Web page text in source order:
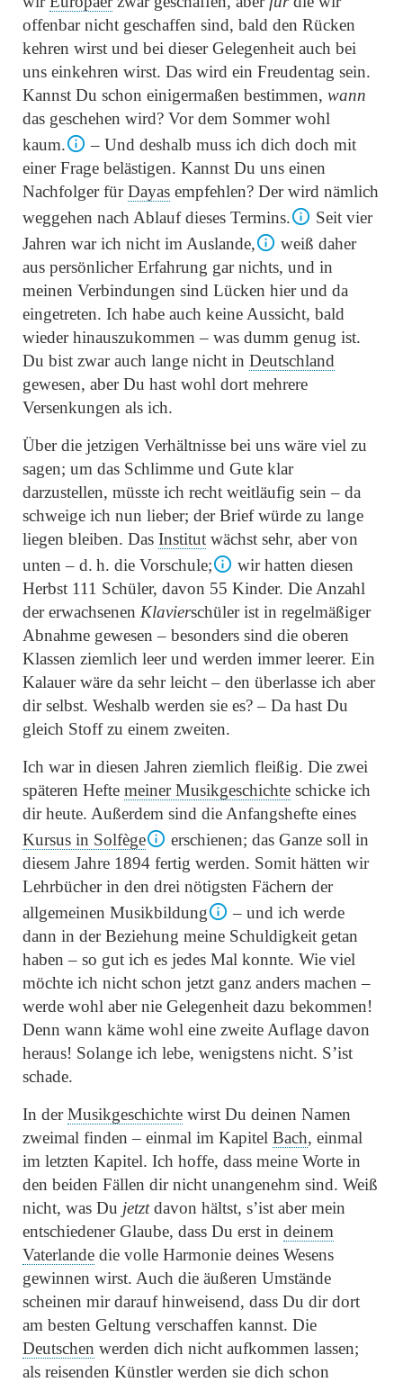
offenbar nicht geschaffen sind, bald den Rücken
kehren wirst und bei dieser Gelegenheit auch bei
uns einkehren wirst. Das wird ein Freudentag sein.
Kannst Du schon einigermaßen bestimmen, wann
das geschehen wird? Vor dem Sommer wohl
kaum.
– Und deshalb muss ich dich doch mit
einer Frage belästigen. Kannst Du uns einen
Nachfolger fürDayas empfehlen? Der wird nämlich
weggehen nach Ablauf dieses Termins.
Seit vier
Jahren war ich nicht im Auslande,
weiß daher
aus persönlicher Erfahrung gar nichts, und in
meinen Verbindungen sind Lücken hier und da
eingetreten. Ich habe auch keine Aussicht, bald
wieder hinauszukommen – was dumm genug ist.
Du bist zwar auch lange nicht in Deutschland
gewesen, aber Du hast wohl dort mehrere
Versenkungen als ich.
Über die jetzigen Verhältnisse bei uns wäre viel zu
sagen; um das Schlimme und Gute klar
darzustellen, müsste ich recht weitläufig sein – da
schweige ich nun lieber; der Brief würde zu lange
liegen bleiben. Das Institut wächst sehr, aber von
unten – d. h. die Vorschule;
wir hatten diesen
Herbst 111 Schüler, davon 55 Kinder. Die Anzahl
der erwachsenen Klavierschüler ist in regelmäßiger
Abnahme gewesen – besonders sind die oberen
Klassen ziemlich leer und werden immer leerer. Ein
Kalauer wäre da sehr leicht – den überlasse ich aber
dir selbst. Weshalb werden sie es? – Da hast Du
gleich Stoff zu einem zweiten.
Ich war in diesen Jahren ziemlich fleißig. Die zwei
späteren Hefte meiner Musikgeschichte schicke ich
dir heute. Außerdem sind die Anfangshefte eines
Kursus in Solfège
erschienen; das Ganze soll in
diesem Jahre 1894 fertig werden. Somit hätten wir
Lehrbücher in den drei nötigsten Fächern der
allgemeinen Musikbildung
– und ich werde
dann in der Beziehung meine Schuldigkeit getan
haben – so gut ich es jedes Mal konnte. Wie viel
möchte ich nicht schon jetzt ganz anders machen –
werde wohl aber nie Gelegenheit dazu bekommen!
Denn wann käme wohl eine zweite Auflage davon
heraus! Solange ich lebe, wenigstens nicht. S’ist
schade.
In derMusikgeschichte wirst Du deinen Namen
zweimal finden – einmal im Kapitel Bach, einmal
im letzten Kapitel. Ich hoffe, dass meine Worte in
den beiden Fällen dir nicht unangenehm sind. Weiß
nicht, was Du jetztdavon hältst, s’ist aber mein
entschiedener Glaube, dass Du erst in deinem
Vaterlande die volle Harmonie deines Wesens
gewinnen wirst. Auch die äußeren Umstände
scheinen mir darauf hinweisend, dass Du dir dort
am besten Geltung verschaffen kannst. Die
Deutschen werden dich nicht aufkommen lassen;
als reisenden Künstler werden sie dich schon